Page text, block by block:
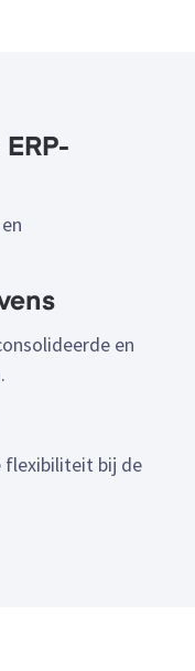
en
flexibiliteit bij de